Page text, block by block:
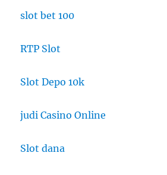
slot bet 100
RTP Slot
Slot Depo 10k
judi Casino Online
Slot dana